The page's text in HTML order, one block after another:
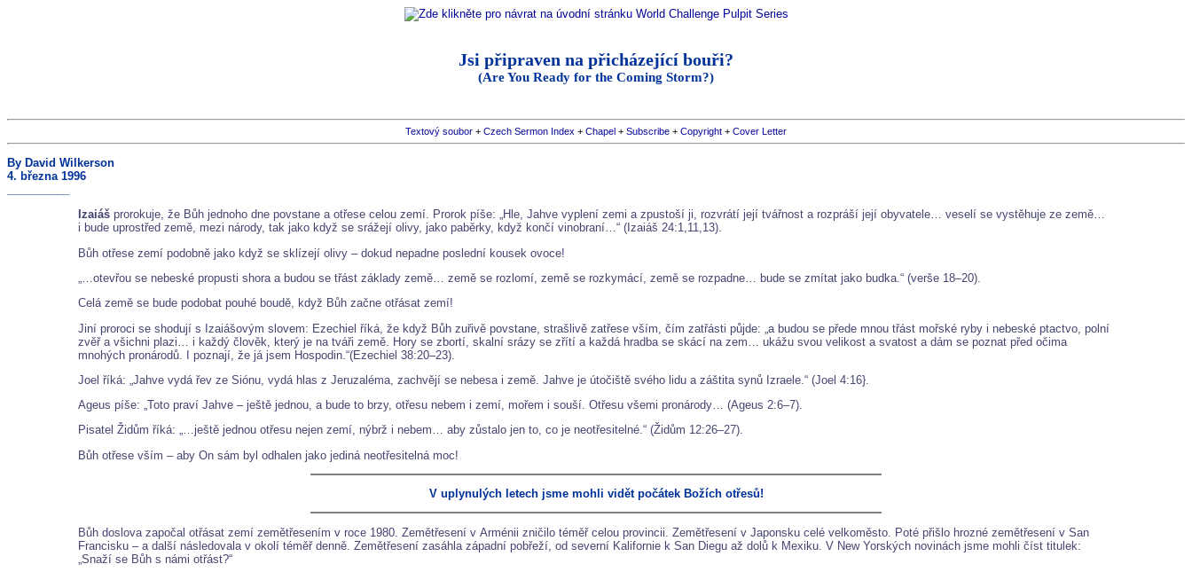
Jsi připraven na přicházející bouři?
(Are You Ready for the Coming Storm?)
Textový soubor + Czech Sermon Index + Chapel + Subscribe + Copyright + Cover Letter
By David Wilkerson
4. března 1996
Izaiáš prorokuje, že Bůh jednoho dne povstane a otřese celou zemí. Prorok píše: „Hle, Jahve vyplení zemi a zpustoší ji, rozvrátí její tvářnost a rozpráší její obyvatele… veselí se vystěhuje ze země…
i bude uprostřed země, mezi národy, tak jako když se srážejí olivy, jako paběrky, když končí vinobraní…“ (Izaiáš 24:1,11,13).
Bůh otřese zemí podobně jako když se sklízejí olivy – dokud nepadne poslední kousek ovoce!
„…otevřou se nebeské propusti shora a budou se třást základy země… země se rozlomí, země se rozkymácí, země se rozpadne… bude se zmítat jako budka.“ (verše 18–20).
Celá země se bude podobat pouhé boudě, když Bůh začne otřásat zemí!
Jiní proroci se shodují s Izaiášovým slovem: Ezechiel říká, že když Bůh zuřivě povstane, strašlivě zatřese vším, čím zatřásti půjde: „a budou se přede mnou třást mořské ryby i nebeské ptactvo, polní
zvěř a všichni plazi… i každý člověk, který je na tváři země. Hory se zbortí, skalní srázy se zřítí a každá hradba se skácí na zem… ukážu svou velikost a svatost a dám se poznat před očima
mnohých pronárodů. I poznají, že já jsem Hospodin.“(Ezechiel 38:20–23).
Joel říká: „Jahve vydá řev ze Siónu, vydá hlas z Jeruzaléma, zachvějí se nebesa i země. Jahve je útočiště svého lidu a záštita synů Izraele.“ (Joel 4:16}.
Ageus píše: „Toto praví Jahve – ještě jednou, a bude to brzy, otřesu nebem i zemí, mořem i souší. Otřesu všemi pronárody… (Ageus 2:6–7).
Pisatel Židům říká: „…ještě jednou otřesu nejen zemí, nýbrž i nebem… aby zůstalo jen to, co je neotřesitelné.“ (Židům 12:26–27).
Bůh otřese vším – aby On sám byl odhalen jako jediná neotřesitelná moc!
V uplynulých letech jsme mohli vidět počátek Božích otřesů!
Bůh doslova započal otřásat zemí zemětřesením v roce 1980. Zemětřesení v Arménii zničilo téměř celou provincii. Zemětřesení v Japonsku celé velkoměsto. Poté přišlo hrozné zemětřesení v San
Francisku – a další následovala v okolí téměř denně. Zemětřesení zasáhla západní pobřeží, od severní Kalifornie k San Diegu až dolů k Mexiku. V New Yorských novinách jsme mohli číst titulek:
„Snaží se Bůh s námi otřást?“